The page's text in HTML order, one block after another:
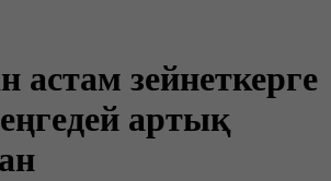
астам зейнеткерге
артық